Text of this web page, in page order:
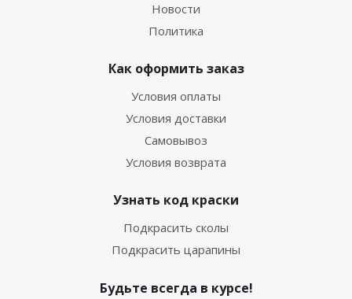
Новости
Политика
Как оформить заказ
Условия оплаты
Условия доставки
Самовывоз
Условия возврата
Узнать код краски
Подкрасить сколы
Подкрасить царапины
Будьте всегда в курсе!